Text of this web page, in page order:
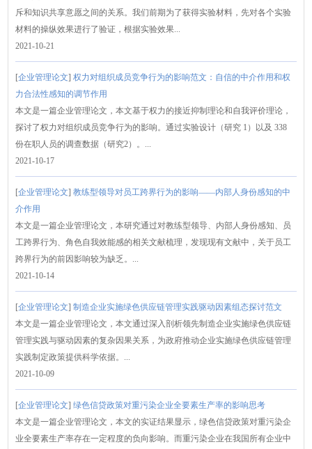
斥和知识共享意愿之间的关系。我们前期为了获得实验材料，先对各个实验
材料的操纵效果进行了验证，根据实验效果...
2021-10-21
[企业管理论文]权力对组织成员竞争行为的影响范文：自信的中介作用和权
力合法性感知的调节作用
本文是一篇企业管理论文，本文基于权力的接近抑制理论和自我评价理论，
探讨了权力对组织成员竞争行为的影响。通过实验设计（研究 1）以及 338
份在职人员的调查数据（研究2）。...
2021-10-17
[企业管理论文]教练型领导对员工跨界行为的影响——内部人身份感知的中
介作用
本文是一篇企业管理论文，本研究通过对教练型领导、内部人身份感知、员
工跨界行为、角色自我效能感的相关文献梳理，发现现有文献中，关于员工
跨界行为的前因影响较为缺乏。...
2021-10-14
[企业管理论文]制造企业实施绿色供应链管理实践驱动因素组态探讨范文
本文是一篇企业管理论文，本文通过深入剖析领先制造企业实施绿色供应链
管理实践与驱动因素的复杂因果关系，为政府推动企业实施绿色供应链管理
实践制定政策提供科学依据。...
2021-10-09
[企业管理论文]绿色信贷政策对重污染企业全要素生产率的影响思考
本文是一篇企业管理论文，本文的实证结果显示，绿色信贷政策对重污染企
业全要素生产率存在一定程度的负向影响。而重污染企业在我国所有企业中